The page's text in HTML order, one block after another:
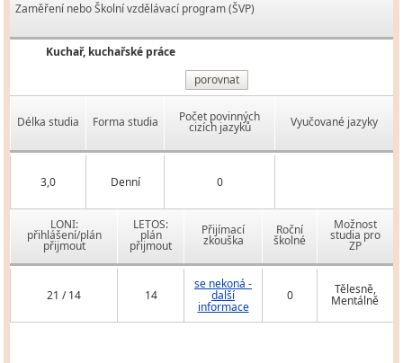
Zaměření nebo Školní vzdělávací program (ŠVP)
Kuchař, kuchařské práce
porovnat
Délka studia Forma studia Počet povinných
cizích jazyků Vyučované jazyky
3,0 Denní 0
LONI:
přihlášení/plán
přijmout
LETOS:
plán
přijmout
Přijímací
zkouška
Roční
školné
Možnost
studia pro
ZP
21 / 14 14
se nekoná -
další
informace
0 Tělesně,
Mentálně